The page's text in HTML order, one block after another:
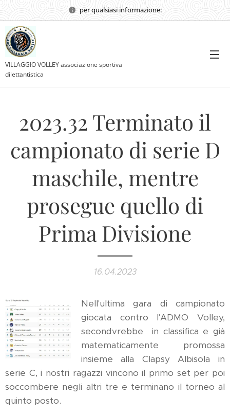
per qualsiasi informazione:
VILLAGGIO VOLLEY associazione sportiva
dilettantistica
2023.32 Terminato il
campionato di serie D
maschile, mentre
prosegue quello di
Prima Divisione
16.04.2023
Nell'ultima gara di campionato
giocata contro l'ADMO Volley,
secondvrebbe in classifica e già
matematicamente promossa
insieme alla Clapsy Albisola in
serie C, i nostri ragazzi vincono il primo set per poi
soccombere negli altri tre e terminano il torneo al
quinto posto.